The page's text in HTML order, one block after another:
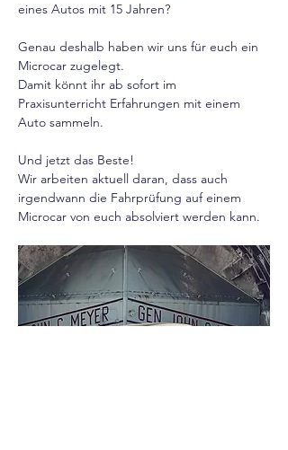
eines Autos mit 15 Jahren?
Genau deshalb haben wir uns für euch ein
Microcar zugelegt.
Damit könnt ihr ab sofort im
Praxisunterricht Erfahrungen mit einem
Auto sammeln.
Und jetzt das Beste!
Wir arbeiten aktuell daran, dass auch
irgendwann die Fahrprüfung auf einem
Microcar von euch absolviert werden kann.